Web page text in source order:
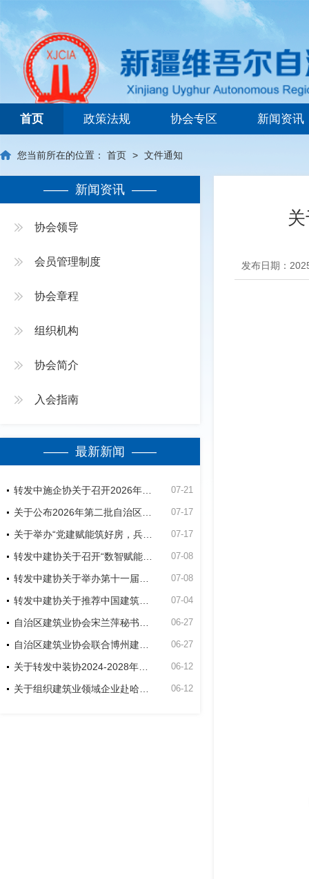
新疆维吾尔自治区建筑业协会
首页 政策法规 协会专区 新闻资讯
您当前所在的位置： 首页 > 文件通知
—— 新闻资讯 ——
协会领导
会员管理制度
协会章程
组织机构
协会简介
入会指南
—— 最新新闻 ——
07-21
07-17
07-17
07-08
07-08
07-04
06-27
06-27
06-12
06-12
发布日期：